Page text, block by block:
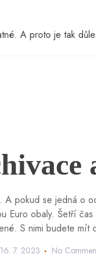
A proto je tak
pokud se jedná o
Euro obaly. Šetří
S nimi budete
16. 7. 2023 No